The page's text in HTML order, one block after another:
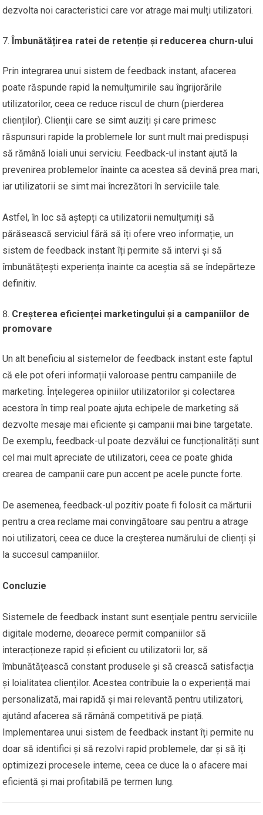
dezvolta noi caracteristici care vor atrage mai mulți utilizatori.
Îmbunătățirea ratei de retenție și reducerea churn-ului
Prin integrarea unui sistem de feedback instant, afacerea
poate răspunde rapid la nemulțumirile sau îngrijorările
utilizatorilor, ceea ce reduce riscul de churn (pierderea
clienților). Clienții care se simt auziți și care primesc
răspunsuri rapide la problemele lor sunt mult mai predispuși
să rămână loiali unui serviciu. Feedback-ul instant ajută la
prevenirea problemelor înainte ca acestea să devină prea mari,
iar utilizatorii se simt mai încrezători în serviciile tale.
Astfel, în loc să aștepți ca utilizatorii nemulțumiți să
părăsească serviciul fără să îți ofere vreo informație, un
sistem de feedback instant îți permite să intervi și să
îmbunătățești experiența înainte ca aceștia să se îndepărteze
definitiv.
Creșterea eficienței marketingului și a campaniilor de
promovare
Un alt beneficiu al sistemelor de feedback instant este faptul
că ele pot oferi informații valoroase pentru campaniile de
marketing. Înțelegerea opiniilor utilizatorilor și colectarea
acestora în timp real poate ajuta echipele de marketing să
dezvolte mesaje mai eficiente și campanii mai bine targetate.
De exemplu, feedback-ul poate dezvălui ce funcționalități sunt
cel mai mult apreciate de utilizatori, ceea ce poate ghida
crearea de campanii care pun accent pe acele puncte forte.
De asemenea, feedback-ul pozitiv poate fi folosit ca mărturii
pentru a crea reclame mai convingătoare sau pentru a atrage
noi utilizatori, ceea ce duce la creșterea numărului de clienți și
la succesul campaniilor.
Concluzie
Sistemele de feedback instant sunt esențiale pentru serviciile
digitale moderne, deoarece permit companiilor să
interacționeze rapid și eficient cu utilizatorii lor, să
îmbunătățească constant produsele și să crească satisfacția
și loialitatea clienților. Acestea contribuie la o experiență mai
personalizată, mai rapidă și mai relevantă pentru utilizatori,
ajutând afacerea să rămână competitivă pe piață.
Implementarea unui sistem de feedback instant îți permite nu
doar să identifici și să rezolvi rapid problemele, dar și să îți
optimizezi procesele interne, ceea ce duce la o afacere mai
eficientă și mai profitabilă pe termen lung.